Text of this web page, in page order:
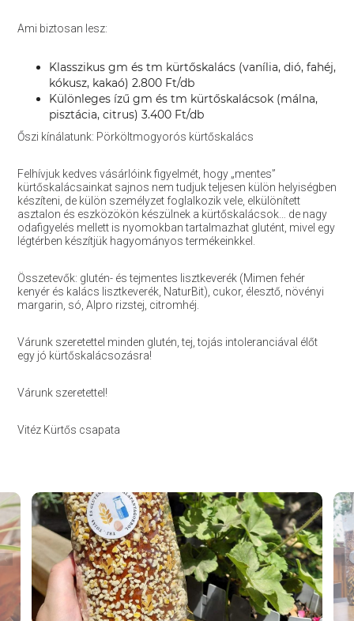
Ami biztosan lesz:
Klasszikus gm és tm kürtőskalács (vanília, dió, fahéj,
kókusz, kakaó) 2.800 Ft/db
Különleges ízű gm és tm kürtőskalácsok (málna,
pisztácia, citrus) 3.400 Ft/db
Őszi kínálatunk: Pörköltmogyorós kürtőskalács
Felhívjuk kedves vásárlóink figyelmét, hogy „mentes”
kürtőskalácsainkat sajnos nem tudjuk teljesen külön helyiségben
készíteni, de külön személyzet foglalkozik vele, elkülönített
asztalon és eszközökön készülnek a kürtőskalácsok… de nagy
odafigyelés mellett is nyomokban tartalmazhat glutént, mivel egy
légtérben készítjük hagyományos termékeinkkel.
Összetevők: glutén- és tejmentes lisztkeverék (Mimen fehér
kenyér és kalács lisztkeverék, NaturBit), cukor, élesztő, növényi
margarin, só, Alpro rizstej, citromhéj.
Várunk szeretettel minden glutén, tej, tojás intoleranciával élőt
egy jó kürtőskalácsozásra!
Várunk szeretettel!
Vitéz Kürtős csapata